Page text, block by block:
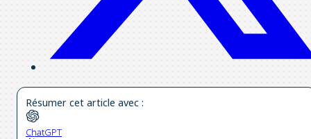
Résumer cet article avec :
ChatGPT